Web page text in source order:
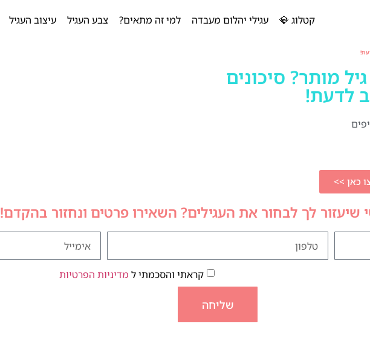
קטלוג 💎 עגילי יהלום מעבדה למי זה מתאים? צבע העגיל עיצוב העגיל
מותר? סיכונים
לדעת!
כאן >>
שיעזור לך לבחור את העגילים? השאירו פרטים ונחזור בהקדם!
קראתי והסכמתי ל מדיניות הפרטיות
שליחה